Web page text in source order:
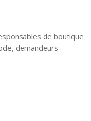
de boutique
demandeurs